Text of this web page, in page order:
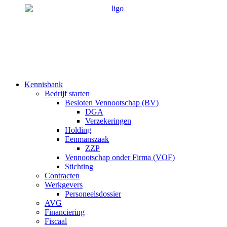
Kennisbank
Bedrijf starten
Besloten Vennootschap (BV)
DGA
Verzekeringen
Holding
Eenmanszaak
ZZP
Vennootschap onder Firma (VOF)
Stichting
Contracten
Werkgevers
Personeelsdossier
AVG
Financiering
Fiscaal